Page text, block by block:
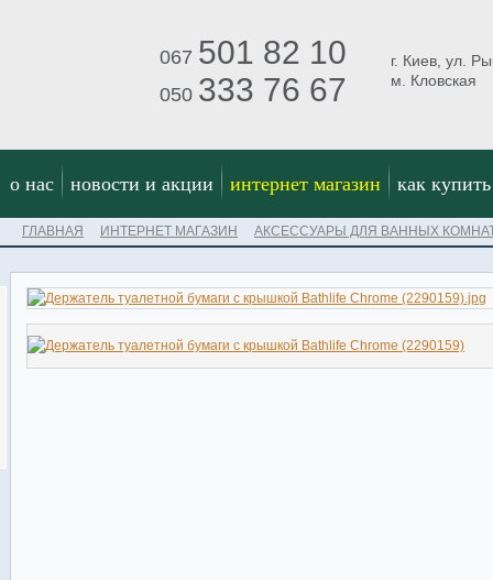
067 501 82 10
050 333 76 67
г. Киев, ул.
м. Кловская
о нас новости и акции интернет магазин как купить
ГЛАВНАЯ ИНТЕРНЕТ МАГАЗИН АКСЕССУАРЫ ДЛЯ ВАННЫХ